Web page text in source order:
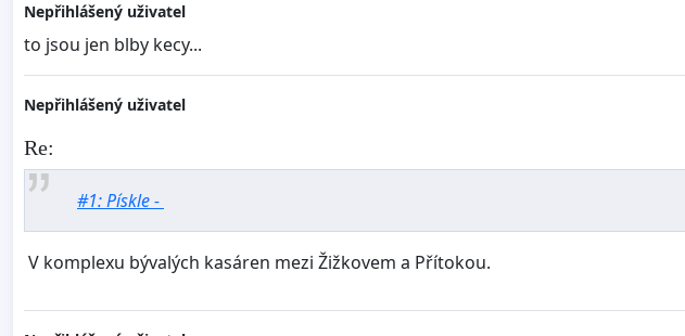
Nepřihlášený uživatel
to jsou jen blby kecy...
Nepřihlášený uživatel
Re:
#1: Pískle -
V komplexu bývalých kasáren mezi Žižkovem a Přítokou.